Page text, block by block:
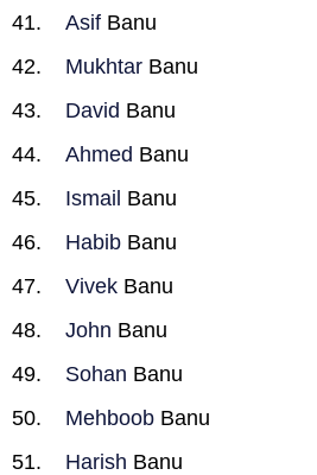
Asif Banu
Mukhtar Banu
David Banu
Ahmed Banu
Ismail Banu
Habib Banu
Vivek Banu
John Banu
Sohan Banu
Mehboob Banu
Harish Banu